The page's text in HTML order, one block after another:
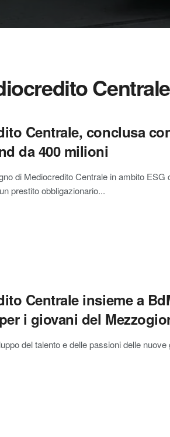
Centrale
Centrale, conclusa
da 400 milioni
di Mediocredito Centrale in ambito
prestito obbligazionario...
Centrale insieme a
i giovani del
del talento e delle passioni delle